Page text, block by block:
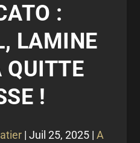
:
LAMINE
QUITTE
!
| Juil 25, 2025| A